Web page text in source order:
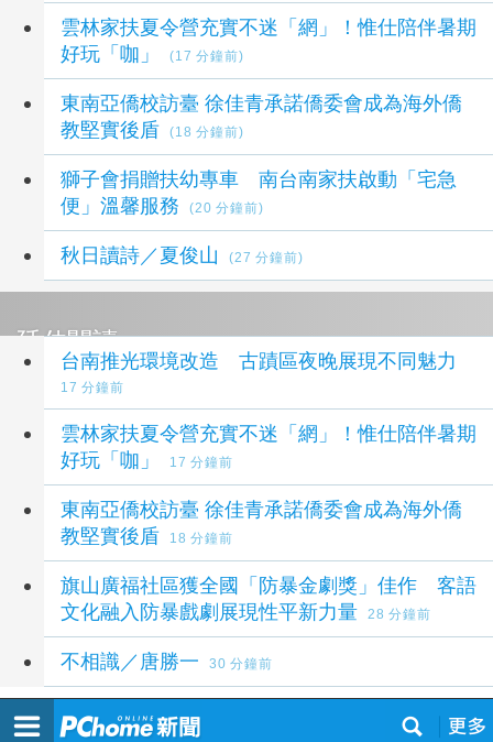
雲林家扶夏令營充實不迷「網」！惟仕陪伴暑期
好玩「咖」
(17 分鐘前)
東南亞僑校訪臺 徐佳青承諾僑委會成為海外僑
教堅實後盾
(18 分鐘前)
獅子會捐贈扶幼專車 南台南家扶啟動「宅急
便」溫馨服務
(20 分鐘前)
秋日讀詩／夏俊山 (27 分鐘前)
延伸閱讀
台南推光環境改造 古蹟區夜晚展現不同魅力
17 分鐘前
雲林家扶夏令營充實不迷「網」！惟仕陪伴暑期
好玩「咖」
17 分鐘前
東南亞僑校訪臺 徐佳青承諾僑委會成為海外僑
教堅實後盾
18 分鐘前
旗山廣福社區獲全國「防暴金劇獎」佳作 客語
文化融入防暴戲劇展現性平新力量
28 分鐘前
不相識／唐勝一 30 分鐘前